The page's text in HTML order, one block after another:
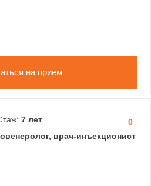
на прием
0
7 лет
врач-инъекционист